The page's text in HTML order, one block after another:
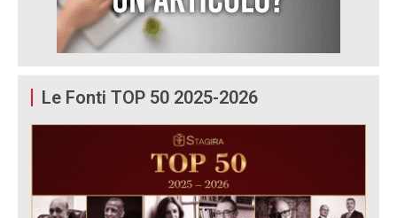
Le Fonti TOP 50 2025-2026